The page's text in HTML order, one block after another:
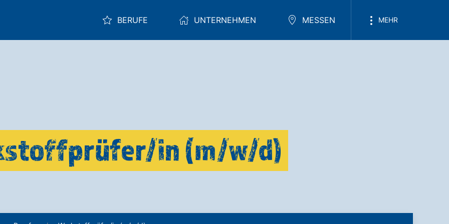
BERUFE UNTERNEHMEN MESSEN MEHR
in (m/w/d)